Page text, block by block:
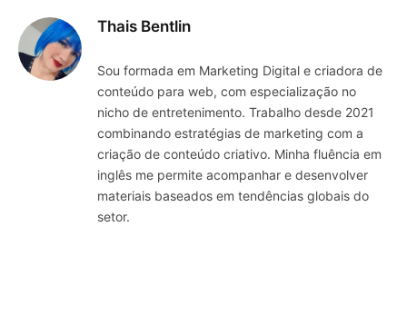
Thais Bentlin
Sou formada em Marketing Digital e criadora de
conteúdo para web, com especialização no
nicho de entretenimento. Trabalho desde 2021
combinando estratégias de marketing com a
criação de conteúdo criativo. Minha fluência em
inglês me permite acompanhar e desenvolver
materiais baseados em tendências globais do
setor.